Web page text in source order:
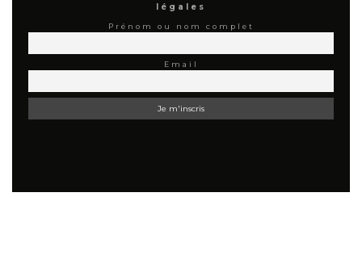
légales
Prénom ou nom complet
Email